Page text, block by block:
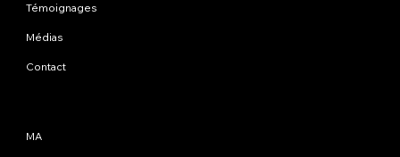
Témoignages
Médias
Contact
MA